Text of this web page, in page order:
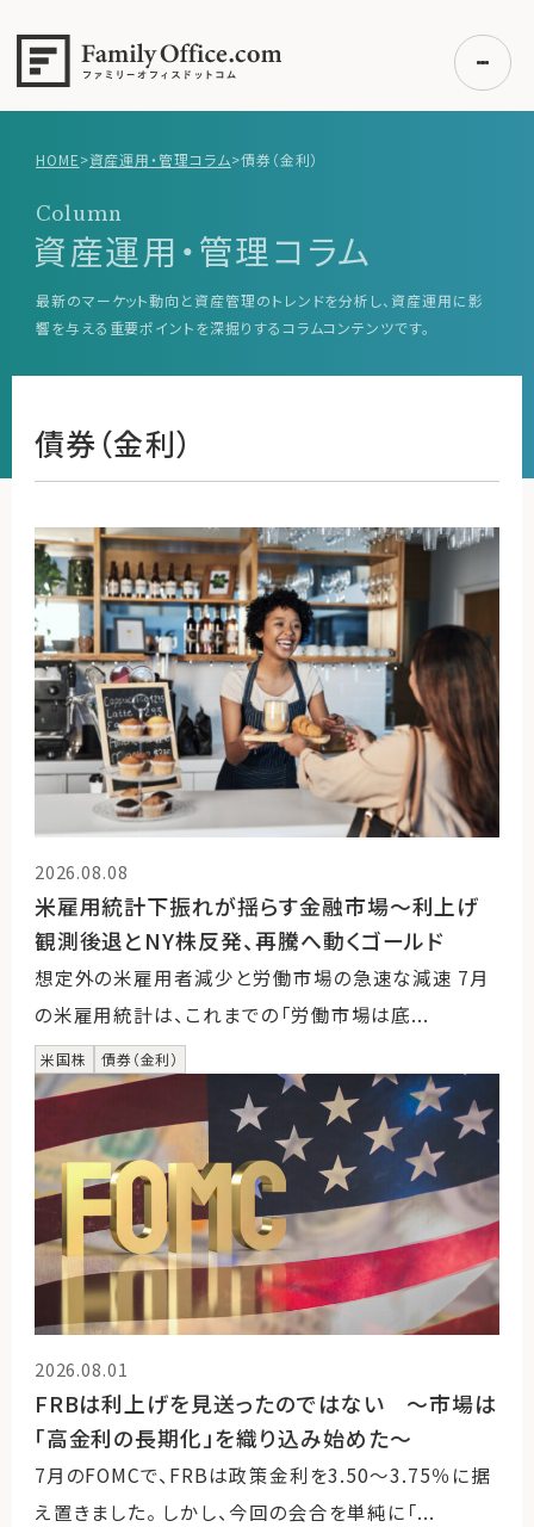
ご利用の流れ・プラン
事例紹介
エキスパート一覧
利用者の声
運営会社
ファミリーオフィスとは
関連書籍
メールマガジン登録
よくある質問
HOME>資産運用・管理コラム>債券（金利）
Column
資産運用・管理コラム
最新のマーケット動向と資産管理のトレンドを分析し、資産運用に影
響を与える重要ポイントを深掘りするコラムコンテンツです。
債券（金利）
2026.08.08
米雇用統計下振れが揺らす金融市場～利上げ
観測後退とNY株反発、再騰へ動くゴールド
想定外の米雇用者減少と労働市場の急速な減速 7月
の米雇用統計は、これまでの「労働市場は底...
米国株 債券（金利）
2026.08.01
FRBは利上げを見送ったのではない 〜市場は
「高金利の長期化」を織り込み始めた〜
7月のFOMCで、FRBは政策金利を3.50〜3.75％に据
え置きました。 しかし、今回の会合を単純に「...